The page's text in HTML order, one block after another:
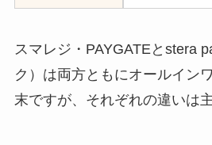
スマレジ・PAYGATEとstera
ク）は両方ともにオールイン
末ですが、それぞれの違いは